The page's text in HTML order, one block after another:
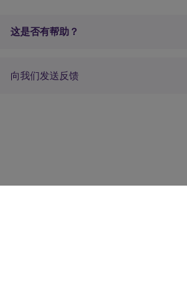
这是否有帮助？
向我们发送反馈